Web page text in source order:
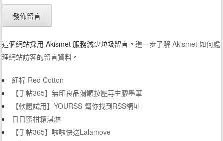
這個網站採用 Akismet 服務減少垃圾留言。進一步了解 Akismet 如何處
理網站訪客的留言資料 。
紅棉 Red Cotton
【手帖365】無印良品滑順按壓再生膠墨筆
【軟體試用】YOURSS-幫你找到RSS網址
日日蜜柑霜淇淋
【手帖365】啦啦快送Lalamove